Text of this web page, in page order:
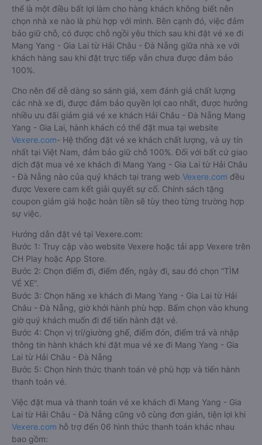
thể là một điều bất lợi làm cho hàng khách không biết nên
chọn nhà xe nào là phù hợp với mình. Bên cạnh đó, việc đảm
bảo giữ chỗ, có được chỗ ngồi yêu thích sau khi đặt vé xe đi
Mang Yang - Gia Lai từ Hải Châu - Đà Nẵng giữa nhà xe với
khách hàng sau khi đặt trực tiếp vẫn chưa được đảm bảo
100%.
Cho nên để dễ dàng so sánh giá, xem đánh giá chất lượng
các nhà xe đi, được đảm bảo quyền lợi cao nhất, được hưởng
nhiều ưu đãi giảm giá vé xe khách Hải Châu - Đà Nẵng Mang
Yang - Gia Lai, hành khách có thể đặt mua tại website
Vexere.com- Hệ thống đặt vé xe khách chất lượng, và uy tín
nhất tại Việt Nam, đảm bảo giữ chỗ 100%. Đối với bất cứ giao
dịch đặt mua vé xe khách đi Mang Yang - Gia Lai từ Hải Châu
- Đà Nẵng nào của quý khách tại trang web Vexere.com đều
được Vexere cam kết giải quyết sự cố. Chính sách tặng
coupon giảm giá hoặc hoàn tiền sẽ tùy theo từng trường hợp
sự việc.
Hướng dẫn đặt vé tại Vexere.com:
Bước 1: Truy cập vào website Vexere hoặc tải app Vexere trên
CH Play hoặc App Store.
Bước 2: Chọn điểm đi, điểm đến, ngày đi, sau đó chọn “TÌM
VÉ XE”.
Bước 3: Chọn hãng xe khách đi Mang Yang - Gia Lai từ Hải
Châu - Đà Nẵng, giờ khởi hành phù hợp. Bấm chọn vào khung
giờ quý khách muốn đi để tiến hành đặt vé.
Bước 4: Chọn vị trí/giường ghế, điểm đón, điểm trả và nhập
thông tin hành khách khi đặt mua vé xe đi Mang Yang - Gia
Lai từ Hải Châu - Đà Nẵng
Bước 5: Chọn hình thức thanh toán vé phù hợp và tiến hành
thanh toán vé.
Việc đặt mua và thanh toán vé xe khách đi Mang Yang - Gia
Lai từ Hải Châu - Đà Nẵng cũng vô cùng đơn giản, tiện lợi khi
Vexere.com hỗ trợ đến 06 hình thức thanh toán khác nhau
bao gồm: